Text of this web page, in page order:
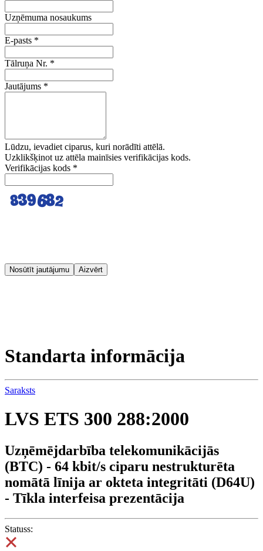
Uzņēmuma nosaukums
E-pasts *
Tālruņa Nr. *
Jautājums *
Lūdzu, ievadiet ciparus, kuri norādīti attēlā.
Uzklikšķinot uz attēla mainīsies verifikācijas kods.
Verifikācijas kods *
Nosūtīt jautājumu Aizvērt
Standarta informācija
Saraksts
LVS ETS 300 288:2000
Uzņēmējdarbība telekomunikācijās
(BTC) - 64 kbit/s ciparu nestrukturēta
nomātā līnija ar okteta integritāti (D64U)
- Tīkla interfeisa prezentācija
Statuss: